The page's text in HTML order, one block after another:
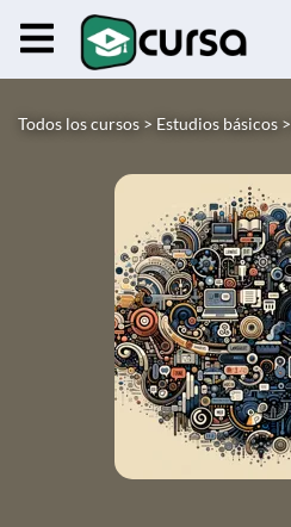
Todos los cursos > Estudios básicos >